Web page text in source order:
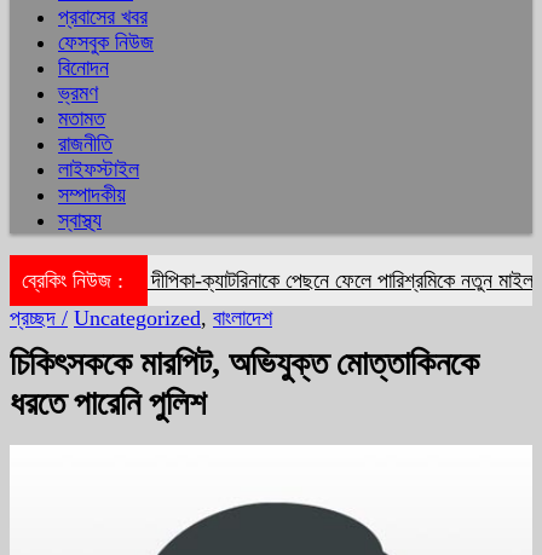
প্রবাসের খবর
ফেসবুক নিউজ
বিনোদন
ভ্রমণ
মতামত
রাজনীতি
লাইফস্টাইল
সম্পাদকীয়
স্বাস্থ্য
ব্রেকিং নিউজ :দীপিকা-ক্যাটরিনাকে পেছনে ফেলে পারিশ্রমিকে নতুন মাইলফলক
প্রচ্ছদ / Uncategorized, বাংলাদেশ
চিকিৎসককে মারপিট, অভিযুক্ত মোত্তাকিনকে
ধরতে পারেনি পুলিশ